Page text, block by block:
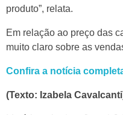
produto”, relata.
Em relação ao preço das
muito claro sobre as
Confira a notícia
(Texto: Izabela